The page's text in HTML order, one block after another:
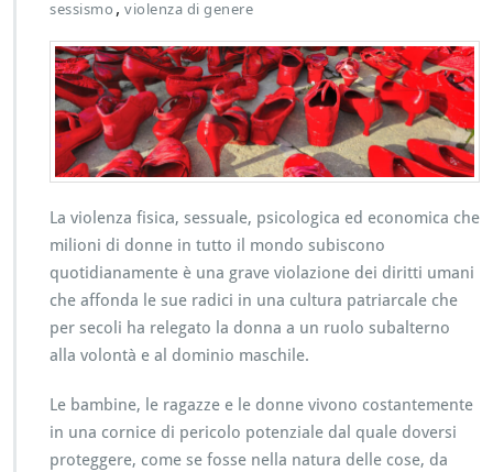
n
o
v
e
m
b
r
o
g
n
i
g
i
o
sessismo , violenza di genere
La violenza fisica, sessuale, psicologica ed economica che
milioni di donne in tutto il mondo subiscono
quotidianamente è una grave violazione dei diritti umani
che affonda le sue radici in una cultura patriarcale che
per secoli ha relegato la donna a un ruolo subalterno
alla volontà e al dominio maschile.
Le bambine, le ragazze e le donne vivono costantemente
in una cornice di pericolo potenziale dal quale doversi
proteggere, come se fosse nella natura delle cose, da